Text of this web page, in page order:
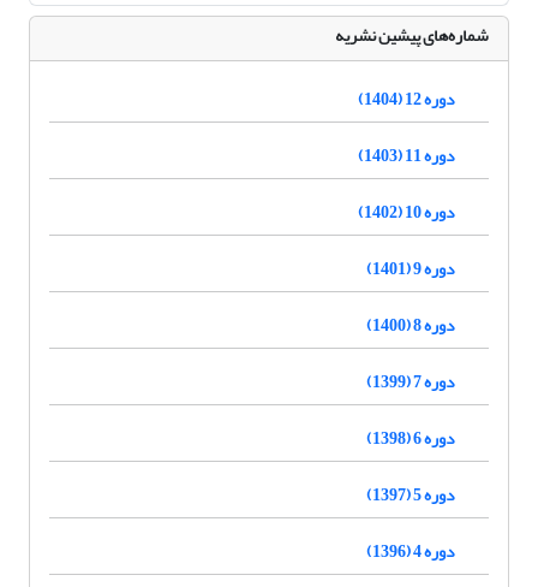
شماره‌های پیشین نشریه
دوره 12 (1404)
دوره 11 (1403)
دوره 10 (1402)
دوره 9 (1401)
دوره 8 (1400)
دوره 7 (1399)
دوره 6 (1398)
دوره 5 (1397)
دوره 4 (1396)